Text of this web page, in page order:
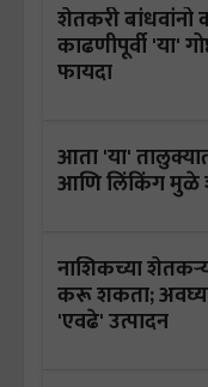
शेतकरी बांधवांनो
काढणीपूर्वी 'या'
फायदा
आता 'या'
आणि लिंकिंग मुळे
नाशिकच्या
करू शकता;
'एवढे' उत्पादन